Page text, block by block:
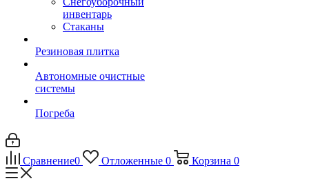
инвентарь
Стаканы
Резиновая плитка
Автономные очистные
системы
Погреба
Сравнение0 Отложенные 0 Корзина 0